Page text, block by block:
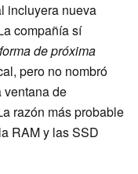
incluyera nueva
compañía sí
de próxima
pero no nombró
ventana de
razón más probable
RAM y las SSD